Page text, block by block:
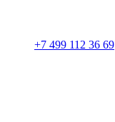
+7 499 112 36 69